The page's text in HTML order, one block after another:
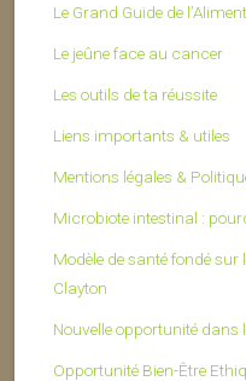
Le Grand Guide de
Le jeûne face au cancer
Les outils de ta réussite
Liens importants & utiles
Mentions légales &
Microbiote intestinal :
Modèle de santé fondé
Clayton
Nouvelle opportunité dans
Opportunité Bien-Être